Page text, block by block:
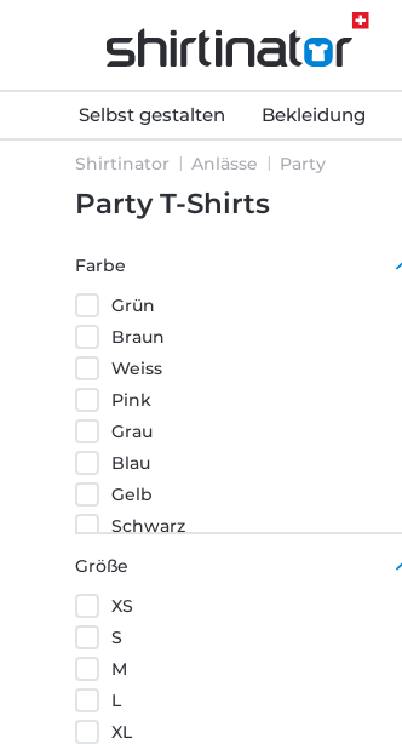
Selbst gestalten Bekleidung
Shirtinator Anlässe Party
Party T-Shirts
Farbe
Grün
Braun
Weiss
Pink
Grau
Blau
Gelb
Schwarz
Lila
Größe
XS
S
M
L
XL